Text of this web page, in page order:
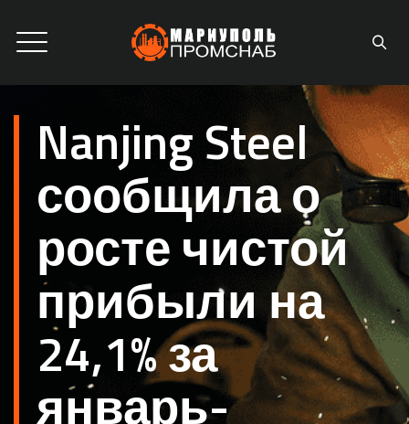
Nanjing Steel
сообщила о
росте чистой
прибыли на
24,1% за
январь-